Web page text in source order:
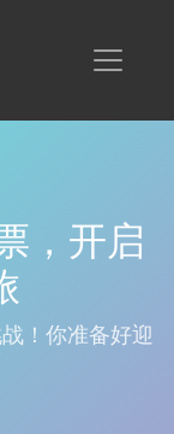
，开启
！你准备好迎